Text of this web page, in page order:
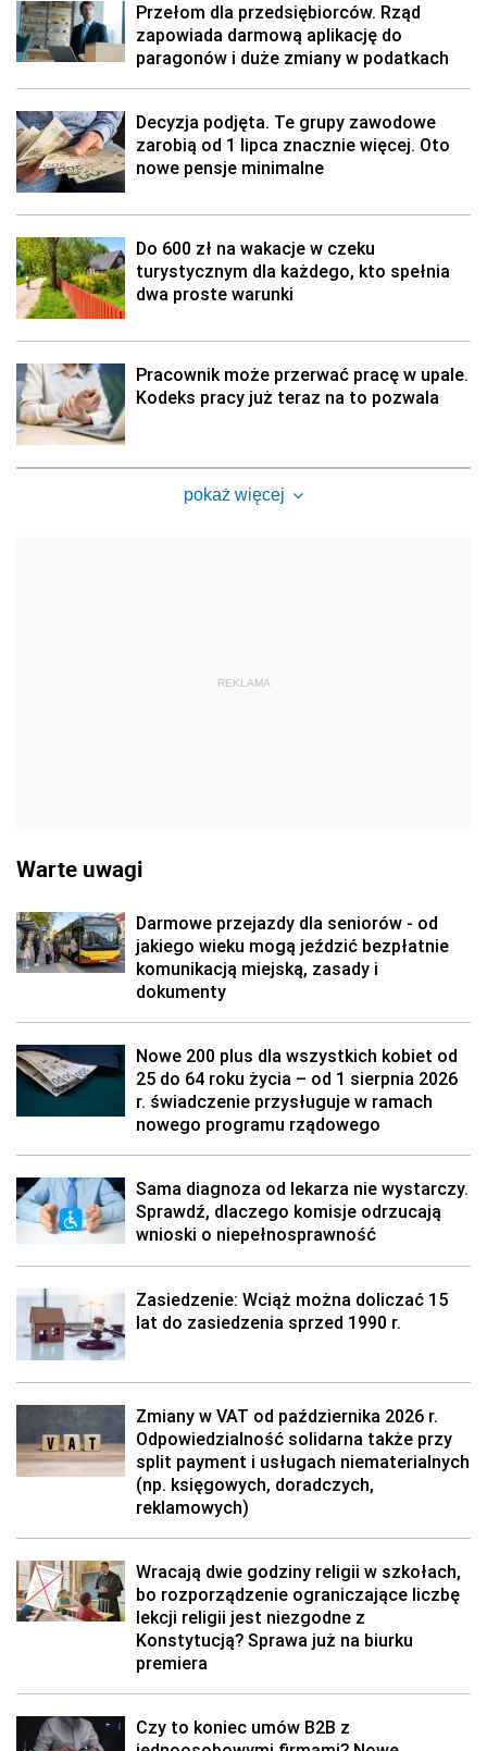
Przełom dla przedsiębiorców. Rząd
zapowiada darmową aplikację do
paragonów i duże zmiany w podatkach
Decyzja podjęta. Te grupy zawodowe
zarobią od 1 lipca znacznie więcej. Oto
nowe pensje minimalne
Do 600 zł na wakacje w czeku
turystycznym dla każdego, kto spełnia
dwa proste warunki
Pracownik może przerwać pracę w upale.
Kodeks pracy już teraz na to pozwala
pokaż więcej
REKLAMA
Warte uwagi
Darmowe przejazdy dla seniorów - od
jakiego wieku mogą jeździć bezpłatnie
komunikacją miejską, zasady i
dokumenty
Nowe 200 plus dla wszystkich kobiet od
25 do 64 roku życia – od 1 sierpnia 2026
r. świadczenie przysługuje w ramach
nowego programu rządowego
Sama diagnoza od lekarza nie wystarczy.
Sprawdź, dlaczego komisje odrzucają
wnioski o niepełnosprawność
Zasiedzenie: Wciąż można doliczać 15
lat do zasiedzenia sprzed 1990 r.
Zmiany w VAT od października 2026 r.
Odpowiedzialność solidarna także przy
split payment i usługach niematerialnych
(np. księgowych, doradczych,
reklamowych)
Wracają dwie godziny religii w szkołach,
bo rozporządzenie ograniczające liczbę
lekcji religii jest niezgodne z
Konstytucją? Sprawa już na biurku
premiera
Czy to koniec umów B2B z